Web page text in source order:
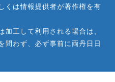
くは情報提供者が著作権を有
工して利用される場合は、
問わず、必ず事前に両丹日日